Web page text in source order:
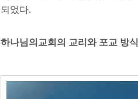
되었다.
하나님의교회의 교리와 포교 방식